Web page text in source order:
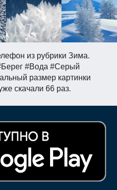
из рубрики Зима.
#Вода #Серый
размер картинки
скачали 66 раз.